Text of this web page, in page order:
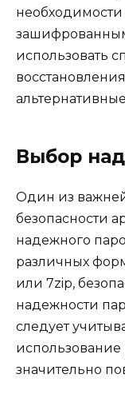
необходимости
использовать
Выбор
Один из
безопасности
надежного
различных
или 7zip,
надежности
следует
использование
значительно